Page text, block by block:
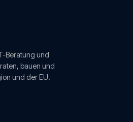
Beratung und
bauen und
und der EU.